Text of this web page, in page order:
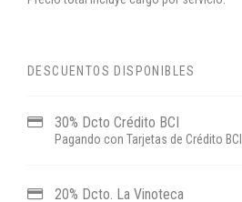
DESCUENTOS DISPONIBLES
30% Dcto Crédito BCI
Pagando con Tarjetas de Crédito BCI
20% Dcto. La Vinoteca